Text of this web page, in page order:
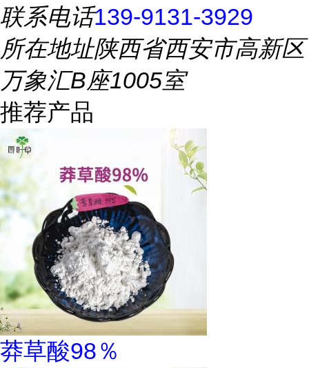
联系电话139-9131-3929
所在地址陕西省西安市高新区
万象汇B座1005室
推荐产品
莽草酸98％